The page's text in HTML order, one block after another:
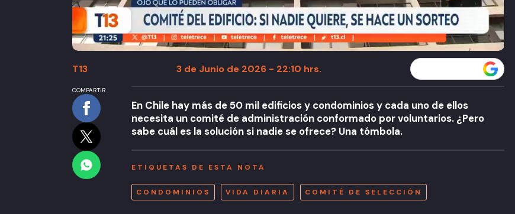
T13 3 de Junio de 2026 - 22:10 hrs.
COMPARTIR
En Chile hay más de 50 mil edificios y condominios y cada uno de ellos
necesita un comité de administración conformado por voluntarios. ¿Pero
sabe cuál es la solución si nadie se ofrece? Una tómbola.
ETIQUETAS DE ESTA NOTA
CONDOMINIOS VIDA DIARIA COMITÉ DE SELECCIÓN